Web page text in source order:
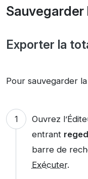
Sauvegarder
Exporter la
Pour sauvegarder
Ouvrez
entrant
barre de
Exécuter.